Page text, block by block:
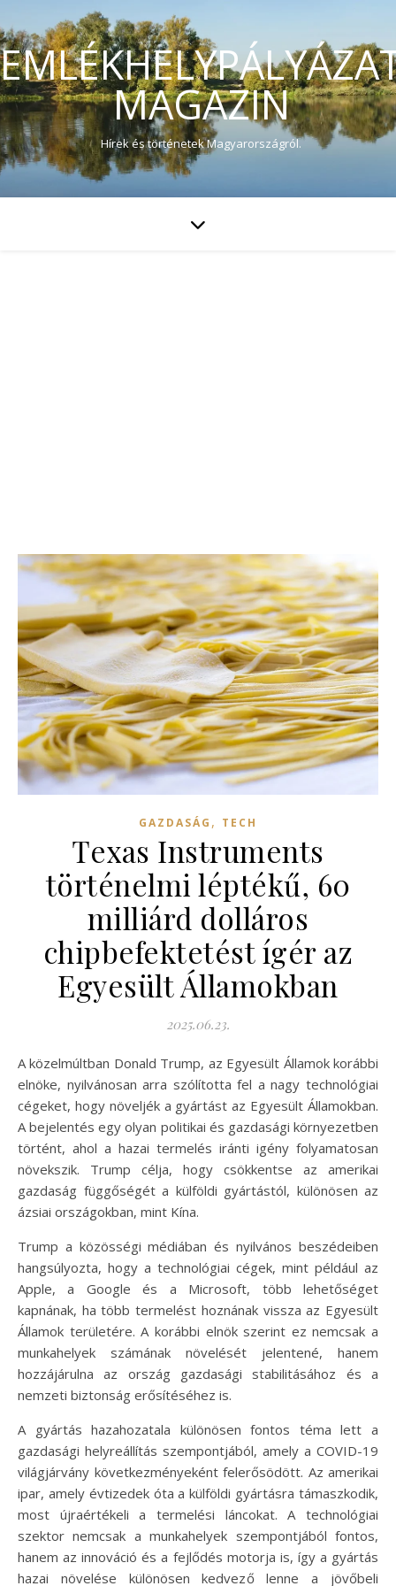
MAGAZIN
Hírek és történetek Magyarországról.
GAZDASÁG , TECH
Texas Instruments
történelmi léptékű, 60
milliárd dolláros
chipbefektetést ígér az
Egyesült Államokban
2025.06.23.
A közelmúltban Donald Trump, az Egyesült Államok korábbi
elnöke, nyilvánosan arra szólította fel a nagy technológiai
cégeket, hogy növeljék a gyártást az Egyesült Államokban.
A bejelentés egy olyan politikai és gazdasági környezetben
történt, ahol a hazai termelés iránti igény folyamatosan
növekszik. Trump célja, hogy csökkentse az amerikai
gazdaság függőségét a külföldi gyártástól, különösen az
ázsiai országokban, mint Kína.
Trump a közösségi médiában és nyilvános beszédeiben
hangsúlyozta, hogy a technológiai cégek, mint például az
Apple, a Google és a Microsoft, több lehetőséget
kapnának, ha több termelést hoznának vissza az Egyesült
Államok területére. A korábbi elnök szerint ez nemcsak a
munkahelyek számának növelését jelentené, hanem
hozzájárulna az ország gazdasági stabilitásához és a
nemzeti biztonság erősítéséhez is.
A gyártás hazahozatala különösen fontos téma lett a
gazdasági helyreállítás szempontjából, amely a COVID-19
világjárvány következményeként felerősödött. Az amerikai
ipar, amely évtizedek óta a külföldi gyártásra támaszkodik,
most újraértékeli a termelési láncokat. A technológiai
szektor nemcsak a munkahelyek szempontjából fontos,
hanem az innováció és a fejlődés motorja is, így a gyártás
hazai növelése különösen kedvező lenne a jövőbeli